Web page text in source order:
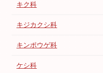
キク科
キジカクシ科
キンポウゲ科
ケシ科